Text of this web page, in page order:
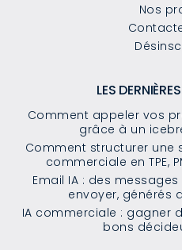
Nos
LES
Comment appeler vos
grâce à un
Comment structurer
commerciale en TPE,
Email IA : des
envoyer, générés
IA commerciale : gagner
bons